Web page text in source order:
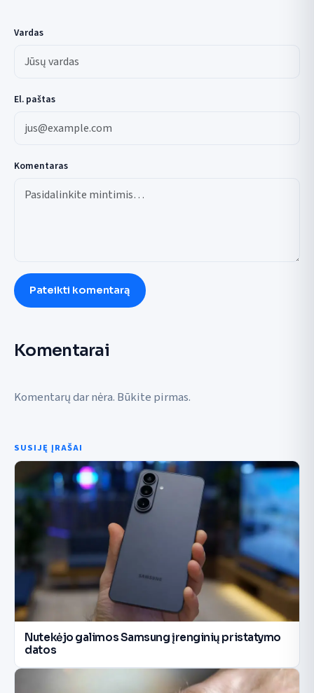
Vardas
El. paštas
Komentaras
Pateikti komentarą
Komentarai
Komentarų dar nėra. Būkite pirmas.
SUSIJĘ ĮRAŠAI
Nutekėjo galimos Samsung įrenginių pristatymo
datos